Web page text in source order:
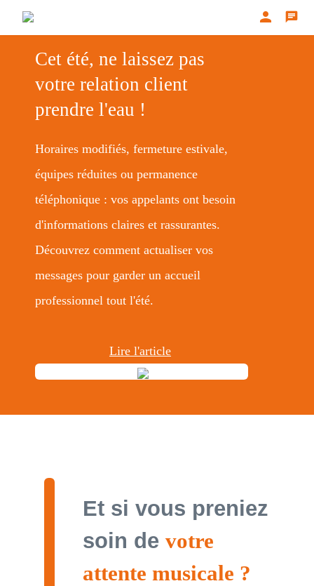
person chat
Cet été, ne laissez pas
votre relation client
prendre l'eau !
Horaires modifiés, fermeture estivale,
équipes réduites ou permanence
téléphonique : vos appelants ont besoin
d'informations claires et rassurantes.
Découvrez comment actualiser vos
messages pour garder un accueil
professionnel tout l'été.
Lire l'article
Et si vous preniez
soin de votre
attente musicale ?